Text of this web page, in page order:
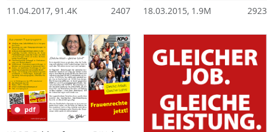
11.04.2017, 91.4K 2407 18.03.2015, 1.9M 2923
pdf